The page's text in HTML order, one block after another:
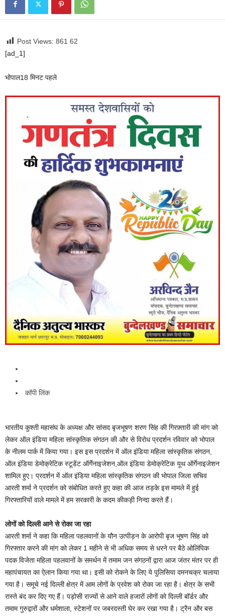
Post Views: 861 62
[ad_1]
भोपाल18 मिनट पहले
कॉपी लिंक
भारतीय कुश्ती महासंघ के अध्यक्ष और सांसद बृजभूषण शरण सिंह की गिरफ़्तारी की मांग को
लेकर ऑल इंडिया महिला सांस्कृतिक संगठन की और से विरोध प्रदर्शन रविवार को भोपाल
के नीलम पार्क में किया गया। इस इस प्रदर्शन में ऑल इंडिया महिला सांस्कृतिक संगठन,
ऑल इंडिया डेमोक्रेटिक स्टूडेंट ऑर्गेनाइजेशन,ऑल इंडिया डेमोक्रेटिक यूथ ऑर्गेनाइजेशन
शामिल हुए। प्रदर्शन में ऑल इंडिया महिला सांस्कृतिक संगठन की भोपाल जिला सचिव
आरती शर्मा ने प्रदर्शन को संबोधित करते हुए कहा की आज तड़के इस मामले में हुई
गिरफ्तारियों वाले मामले में हम सरकारी के कदम कीकड़ी निन्दा करते हैं।
लोगों को दिल्ली आने से रोका जा रहा
आरती शर्मा ने कहा कि महिला पहलवानों के यौन उत्पीड़न के आरोपी बृज भूषण सिंह को
गिरफ्तार करने की मांग को लेकर 1 महीने से भी अधिक समय से धरने पर बैठे ओलिंपिक
पदक विजेता महिला पहलवानों के समर्थन में तमाम जन संगठनों द्वारा आज जंतर मंतर पर ही
महापंचायत का ऐलान किया गया था। इसी को रोकने के लिए ये पुलिसिया दमनचक्र चलाया
गया है। समूचे नई दिल्ली क्षेत्र में आम लोगों के प्रवेश को रोका जा रहा है। क्षेत्र के सभी
रास्ते बंद कर दिए गए हैं। पड़ोसी राज्यों से आने वाले हजारों लोगों को दिल्ली बॉर्डर और
तमाम गुरुद्वारों और धर्मशाला, स्टेशनों पर जबरदस्ती घेर कर रखा गया है। ट्रैन और बस